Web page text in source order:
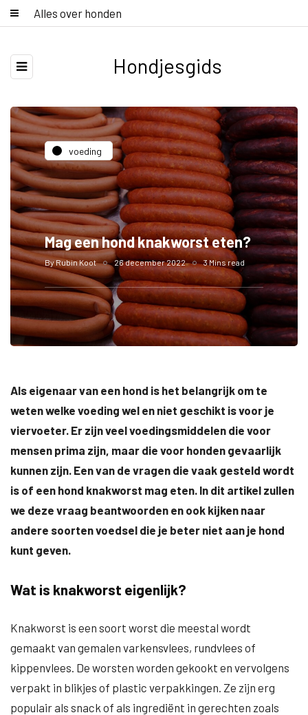
Alles over honden
Hondjesgids
voeding
Mag een hond knakworst eten?
ByRubin Koot 26 december 2022 3 Mins read
Als eigenaar van een hond is het belangrijk om te
weten welke voeding wel en niet geschikt is voor je
viervoeter. Er zijn veel voedingsmiddelen die voor
mensen prima zijn, maar die voor honden gevaarlijk
kunnen zijn. Een van de vragen die vaak gesteld wordt
is of een hond knakworst mag eten. In dit artikel zullen
we deze vraag beantwoorden en ook kijken naar
andere soorten voedsel die je beter niet aan je hond
kunt geven.
Wat is knakworst eigenlijk?
Knakworst is een soort worst die meestal wordt
gemaakt van gemalen varkensvlees, rundvlees of
kippenvlees. De worsten worden gekookt en vervolgens
verpakt in blikjes of plastic verpakkingen. Ze zijn erg
populair als snack of als ingrediënt in gerechten zoals